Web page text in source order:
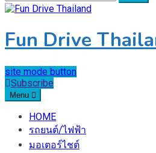
สำหรับ:
Fun Drive
site mode button
Subscribe
Menu
HOME
รถยนต์/ไฟฟ้า
มอเตอร์ไชต์